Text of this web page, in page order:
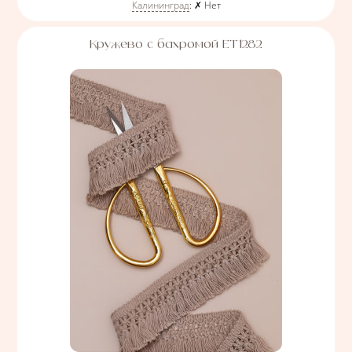
Калининград: ✗ Нет
Кружево с бахромой ЕТ1282